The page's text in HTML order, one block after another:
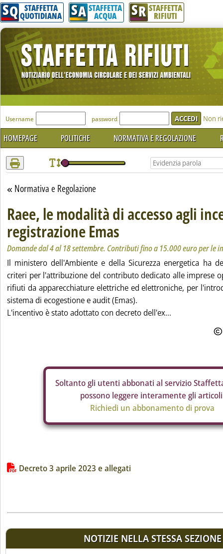
Attenzione! Esegui l'accesso per lèggere interamente la notizia.
SQ STAFFETTA
QUOTIDIANA SA STAFFETTA
ACQUA SR STAFFETTA
RIFIUTI
'Modulo Login per accedere'
Username password Non
HOMEPAGE POLITICHE NORMATIVA E REGOLAZIONE
Torna alla sezione
Normativa e Regolazione
Raee, le modalità di accesso agli
registrazione Emas
Domande dal 4 al 18 settembre. Contributi fino a 15.000 euro per le
Il ministero dell'Ambiente e della Sicurezza energetica ha
criteri per l'attribuzione del contributo dedicato alle imprese
rifiuti da apparecchiature elettriche ed elettroniche, per
sistema di ecogestione e audit (Emas).
L'incentivo è stato adottato con decreto dell'ex...
Soltanto gli utenti abbonati al servizio
possono leggere interamente gli
Richiedi un abbonamento di prova
Lista allegati PDF alla notizia
Decreto 3 aprile 2023 e allegati
NOTIZIE NELLA STESSA SEZIONE